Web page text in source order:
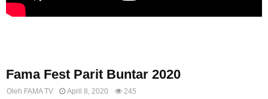
Fama Fest Parit Buntar 2020
Oleh FAMA TV April 8, 2020 245